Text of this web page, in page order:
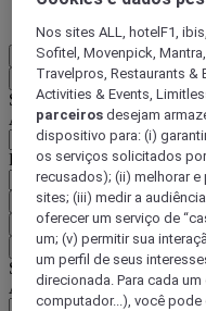
PT-BR
Voltar
Selecione seu país e idioma
Área geográfica
País/região-idioma
Confirmar meu país e idioma
EUR (€)
Voltar
Selecione sua moeda abaixo
Área geográfica
Nos sites ALL, hotelF1,
Sofitel, Movenpick,
Travelpros, Restaurants &
Activities & Events,
parceiros desejam
dispositivo para: (i)
os serviços solicitados
recusados); (ii) melhorar
sites; (iii) medir a
oferecer um serviço de
um; (v) permitir sua
um perfil de seus
direcionada. Para cada
computador...), você